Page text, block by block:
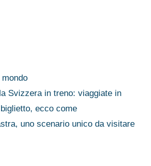
Svizzera in treno: viaggiate in
ecco come
uno scenario unico da visitare